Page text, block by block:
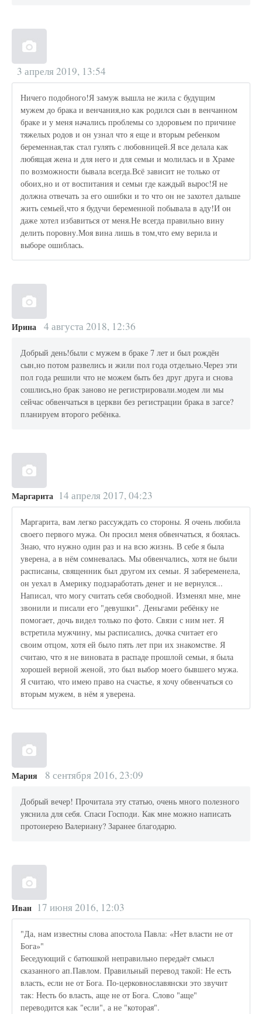
3 апреля 2019, 13:54
Ничего подобного!Я замуж вышла не жила с будущим
мужем до брака и венчания,но как родился сын в венчанном
браке и у меня начались проблемы со здоровьем по причине
тяжелых родов и он узнал что я еще и вторым ребенком
беременная,так стал гулять с любовницей.Я все делала как
любящая жена и для него и для семьи и молилась и в Храме
по возможности бывала всегда.Всё зависит не только от
обоих,но и от воспитания и семьи где каждый вырос!Я не
должна отвечать за его ошибки и то что он не захотел дальше
жить семьей,что я будучи беременной побывала в аду!И он
даже хотел избавиться от меня.Не всегда правильно вину
делить поровну.Моя вина лишь в том,что ему верила и
выборе ошиблась.
Ирина 4 августа 2018, 12:36
Добрый день!были с мужем в браке 7 лет и был рождён
сын,но потом развелись и жили пол года отдельно.Через эти
пол года решили что не можем быть без друг друга и снова
сошлись,но брак заново не регистрировали.модем ли мы
сейчас обвенчаться в церкви без регистрации брака в загсе?
планируем второго ребёнка.
Маргарита 14 апреля 2017, 04:23
Маргарита, вам легко рассуждать со стороны. Я очень любила
своего первого мужа. Он просил меня обвенчаться, я боялась.
Знаю, что нужно один раз и на всю жизнь. В себе я была
уверена, а в нём сомневалась. Мы обвенчались, хотя не были
расписаны, священник был другом их семьи. Я забеременела,
он уехал в Америку подзаработать денег и не вернулся...
Написал, что могу считать себя свободной. Изменял мне, мне
звонили и писали его "девушки". Деньгами ребёнку не
помогает, дочь видел только по фото. Связи с ним нет. Я
встретила мужчину, мы расписались, дочка считает его
своим отцом, хотя ей было пять лет при их знакомстве. Я
считаю, что я не виновата в распаде прошлой семьи, я была
хорошей верной женой, это был выбор моего бывшего мужа.
Я считаю, что имею право на счастье, я хочу обвенчаться со
вторым мужем, в нём я уверена.
Мария 8 сентября 2016, 23:09
Добрый вечер! Прочитала эту статью, очень много полезного
уяснила для себя. Спаси Господи. Как мне можно написать
протоиерею Валериану? Заранее благодарю.
Иван 17 июня 2016, 12:03
"Да, нам известны слова апостола Павла: «Нет власти не от
Бога»"
Беседующий с батюшкой неправильно передаёт смысл
сказанного ап.Павлом. Правильный перевод такой: Не есть
власть, если не от Бога. По-церковнославянски это звучит
так: Несть бо власть, аще не от Бога. Слово "аще"
переводится как "если", а не "которая".